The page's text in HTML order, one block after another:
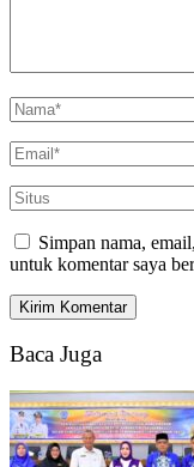
Simpan nama,
untuk komentar saya
Baca Juga